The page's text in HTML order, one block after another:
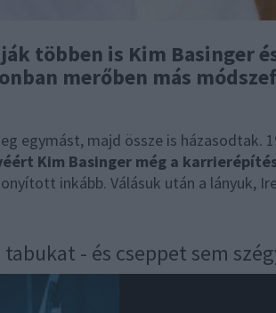
többen is Kim Basinger
merőben más
egymást, majd össze is házasodtak.
Kim Basinger még a
inkább. Válásuk után a lányuk,
- és cseppet sem